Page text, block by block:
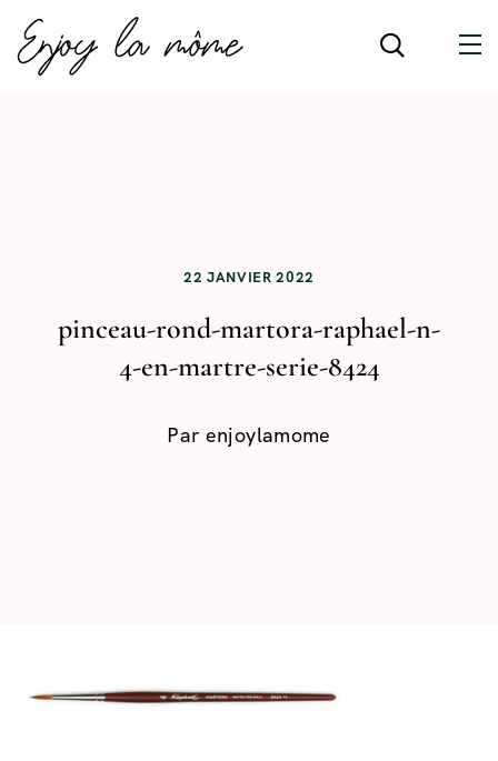
22 JANVIER 2022
pinceau-rond-martora-raphael-n-
4-en-martre-serie-8424
Par enjoylamome